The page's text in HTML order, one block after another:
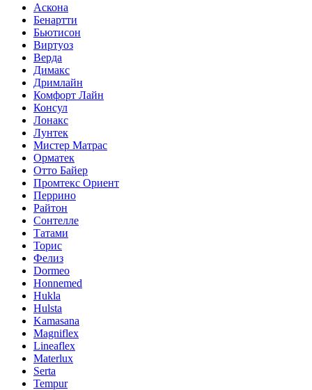
Аскона
Бенартти
Бьютисон
Виртуоз
Верда
Димакс
Дримлайн
Комфорт Лайн
Консул
Лонакс
Лунтек
Мистер Матрас
Орматек
Отто Байер
Промтекс Ориент
Перрино
Райтон
Сонтелле
Татами
Торис
Фелиз
Dormeo
Honnemed
Hukla
Hulsta
Kamasana
Magniflex
Lineaflex
Materlux
Serta
Tempur